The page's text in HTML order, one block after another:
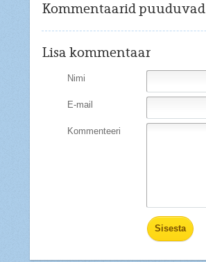
Kommentaarid puuduvad
Lisa kommentaar
Nimi
E-mail
Kommenteeri